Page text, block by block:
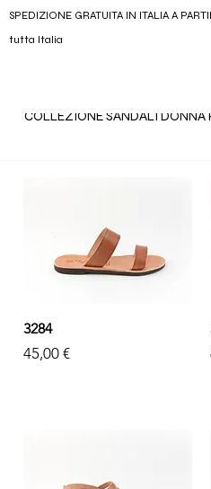
SPEDIZIONE GRATUITA IN ITALIA A
tutta Italia
COLLEZIONE SANDALI DONNA
3284
Prezzo
45,00 €